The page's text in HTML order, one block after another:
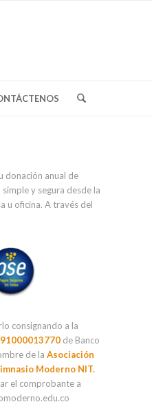
donación anual de
simple y segura desde la
u oficina. A través del
consignando a la
de Banco
de laAsociación
Moderno NIT.
el comprobante a